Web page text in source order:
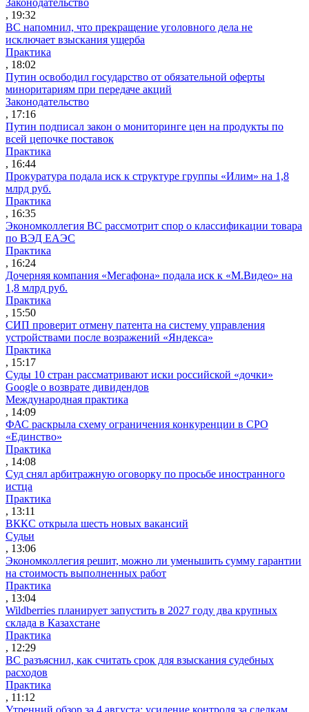
, 19:32
ВС напомнил, что прекращение уголовного дела не
исключает взыскания ущерба
Практика
, 18:02
Путин освободил государство от обязательной оферты
миноритариям при передаче акций
Законодательство
, 17:16
Путин подписал закон о мониторинге цен на продукты по
всей цепочке поставок
Практика
, 16:44
Прокуратура подала иск к структуре группы «Илим» на 1,8
млрд руб.
Практика
, 16:35
Экономколлегия ВС рассмотрит спор о классификации товара
по ВЭД ЕАЭС
Практика
, 16:24
Дочерняя компания «Мегафона» подала иск к «М.Видео» на
1,8 млрд руб.
Практика
, 15:50
СИП проверит отмену патента на систему управления
устройствами после возражений «Яндекса»
Практика
, 15:17
Суды 10 стран рассматривают иски российской «дочки»
Google о возврате дивидендов
Международная практика
, 14:09
ФАС раскрыла схему ограничения конкуренции в СРО
«Единство»
Практика
, 14:08
Суд снял арбитражную оговорку по просьбе иностранного
истца
Практика
, 13:11
ВККС открыла шесть новых вакансий
Судьи
, 13:06
Экономколлегия решит, можно ли уменьшить сумму гарантии
на стоимость выполненных работ
Практика
, 13:04
Wildberries планирует запустить в 2027 году два крупных
склада в Казахстане
Практика
, 12:29
ВС разъяснил, как считать срок для взыскания судебных
расходов
Практика
, 11:12
Утренний обзор за 4 августа: усиление контроля за сделкам